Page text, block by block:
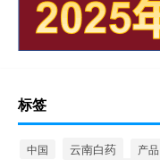
标签
中国 云南白药 产品